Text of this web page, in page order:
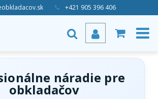
+421 905 396 406
náradie pre
obkladačov